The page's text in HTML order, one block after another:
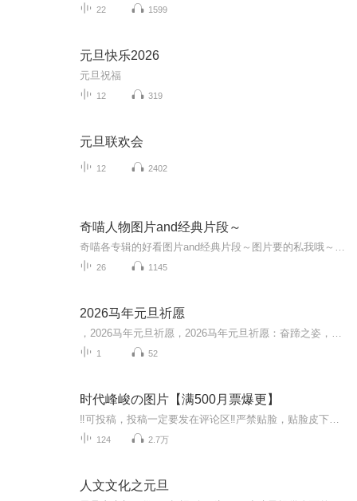
22 1599
元旦快乐2026
元旦祝福
12 319
元旦联欢会
12 2402
奇喵人物图片and经典片段～
26 1145
2026马年元旦祈愿
1 52
时代峰峻の图片【满500月票爆更】
124 2.7万
人文文化之元旦